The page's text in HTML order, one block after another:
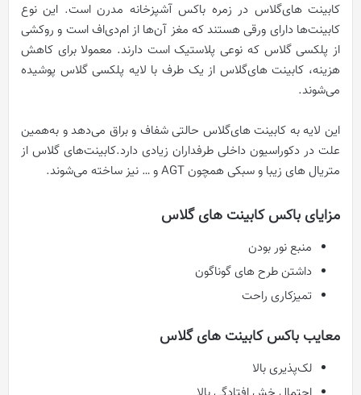
کابینت ‌های‌گلاس در زمره باکس آشپزخانه مدرن است. این نوع
کابینت‌ها دارای ورقی هستند که مغز آن‌ها از ام‌دی‌اف است و روکشی
از پلکسی گلاس که نوعی پلاستیک است دارند. معمولا برای کاهش
هزینه، کابینت ‌های‌گلاس از یک طرف با لایه پلکسی گلاس پوشیده
می‌شوند.
این لایه به کابینت‌ های‌گلاس حالتی شفاف و براق می‌‌دهد و به‌همین
علت در دکوراسیون داخلی طرفداران زیادی دارد.کابینت‌‌های گلاس از
متریال ‌های زیبا و سبکی همچون AGT و … نیز ساخته می‌‌شوند.
مزایای باکس کابینت های گلاس
منبع نور بودن
داشتن طرح های گوناگون
تمیزکاری راحت
معایب باکس کابینت ‌های گلاس
لک‌پذیری بالا